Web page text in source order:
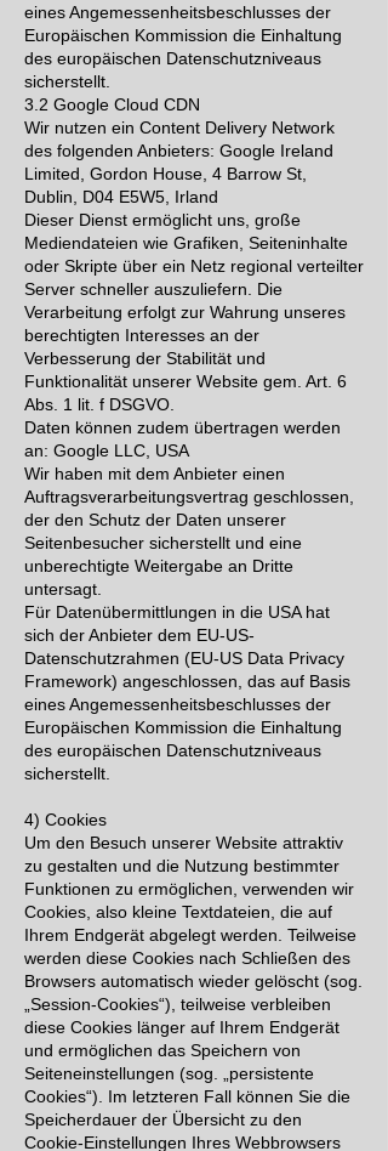
eines Angemessenheitsbeschlusses der
Europäischen Kommission die Einhaltung
des europäischen Datenschutzniveaus
sicherstellt.
3.2 Google Cloud CDN
Wir nutzen ein Content Delivery Network
des folgenden Anbieters: Google Ireland
Limited, Gordon House, 4 Barrow St,
Dublin, D04 E5W5, Irland
Dieser Dienst ermöglicht uns, große
Mediendateien wie Grafiken, Seiteninhalte
oder Skripte über ein Netz regional verteilter
Server schneller auszuliefern. Die
Verarbeitung erfolgt zur Wahrung unseres
berechtigten Interesses an der
Verbesserung der Stabilität und
Funktionalität unserer Website gem. Art. 6
Abs. 1 lit. f DSGVO.
Daten können zudem übertragen werden
an: Google LLC, USA
Wir haben mit dem Anbieter einen
Auftragsverarbeitungsvertrag geschlossen,
der den Schutz der Daten unserer
Seitenbesucher sicherstellt und eine
unberechtigte Weitergabe an Dritte
untersagt.
Für Datenübermittlungen in die USA hat
sich der Anbieter dem EU-US-
Datenschutzrahmen (EU-US Data Privacy
Framework) angeschlossen, das auf Basis
eines Angemessenheitsbeschlusses der
Europäischen Kommission die Einhaltung
des europäischen Datenschutzniveaus
sicherstellt.
4) Cookies
Um den Besuch unserer Website attraktiv
zu gestalten und die Nutzung bestimmter
Funktionen zu ermöglichen, verwenden wir
Cookies, also kleine Textdateien, die auf
Ihrem Endgerät abgelegt werden. Teilweise
werden diese Cookies nach Schließen des
Browsers automatisch wieder gelöscht (sog.
„Session-Cookies“), teilweise verbleiben
diese Cookies länger auf Ihrem Endgerät
und ermöglichen das Speichern von
Seiteneinstellungen (sog. „persistente
Cookies“). Im letzteren Fall können Sie die
Speicherdauer der Übersicht zu den
Cookie-Einstellungen Ihres Webbrowsers